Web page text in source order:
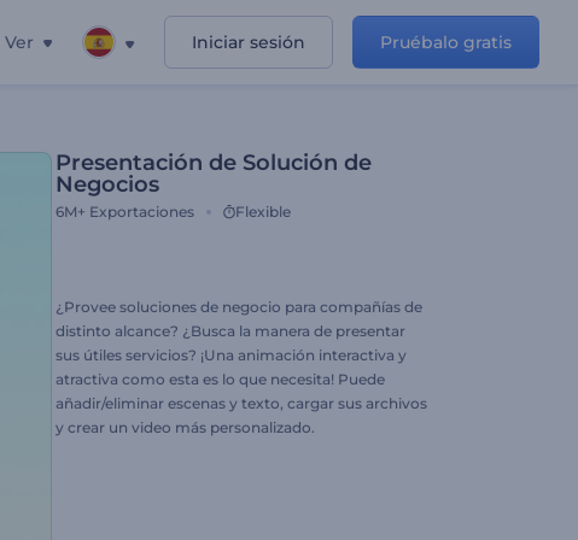
Ver Iniciar sesión Pruébalo gratis
Presentación de Solución de
Negocios
6M+ Exportaciones Flexible
¿Provee soluciones de negocio para compañías de
distinto alcance? ¿Busca la manera de presentar
sus útiles servicios? ¡Una animación interactiva y
atractiva como esta es lo que necesita! Puede
añadir/eliminar escenas y texto, cargar sus archivos
y crear un video más personalizado.